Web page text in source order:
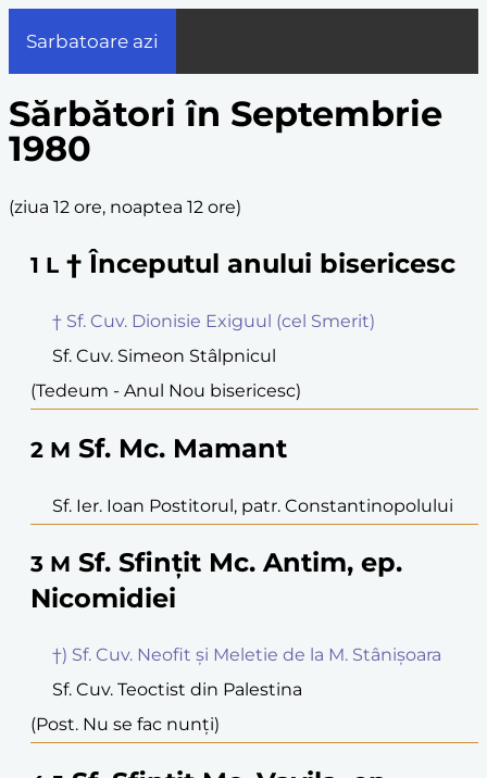
Sarbatoare azi
Sărbători în Septembrie
1980
(ziua 12 ore, noaptea 12 ore)
1 L † Începutul anului bisericesc
† Sf. Cuv. Dionisie Exiguul (cel Smerit)
Sf. Cuv. Simeon Stâlpnicul
(Tedeum - Anul Nou bisericesc)
2 M Sf. Mc. Mamant
Sf. Ier. Ioan Postitorul, patr. Constantinopolului
3 M Sf. Sfințit Mc. Antim, ep.
Nicomidiei
†) Sf. Cuv. Neofit și Meletie de la M. Stânișoara
Sf. Cuv. Teoctist din Palestina
(Post. Nu se fac nunți)